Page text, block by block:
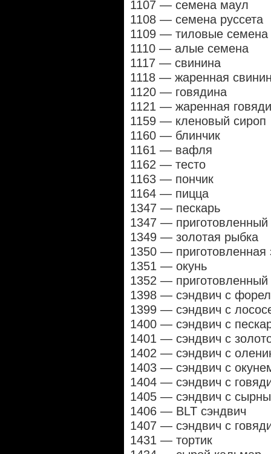
1107 — семена маул
1108 — семена руссета
1109 — тиловые семена
1110 — алые семена
1117 — свинина
1118 — жаренная
1120 — говядина
1121 — жаренная
1159 — кленовый сироп
1160 — блинчик
1161 — вафля
1162 — тесто
1163 — пончик
1164 — пицца
1347 — пескарь
1347 — приготовленный
1349 — золотая рыбка
1350 — приготовленная
1351 — окунь
1352 — приготовленный
1398 — сэндвич с
1399 — сэндвич с
1400 — сэндвич с
1401 — сэндвич с
1402 — сэндвич с
1403 — сэндвич с
1404 — сэндвич с
1405 — сэндвич с
1406 — BLT сэндвич
1407 — сэндвич с
1431 — тортик